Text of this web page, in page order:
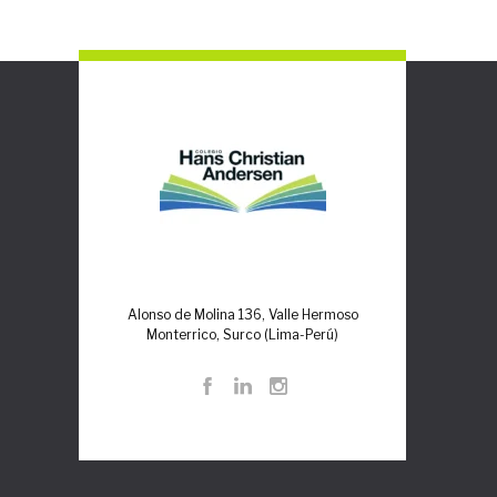
Alonso de Molina 136, Valle Hermoso
Monterrico, Surco (Lima-Perú)